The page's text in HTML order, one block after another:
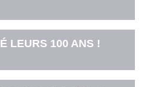
LEURS 100 ANS !